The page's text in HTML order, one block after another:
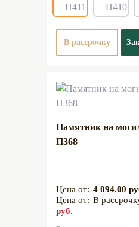
В рассрочку
Памятник на
П368
4 094.00
В
руб.